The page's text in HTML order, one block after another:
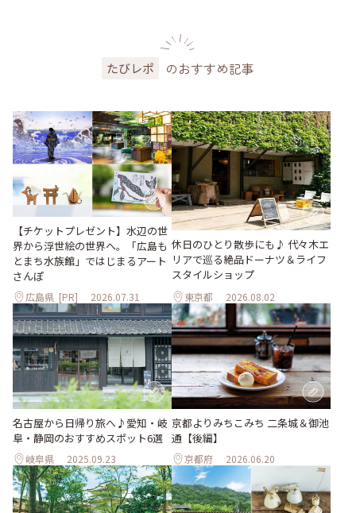
たびレポ のおすすめ記事
【チケットプレゼント】水辺の世
界から浮世絵の世界へ。「広島も
とまち水族館」ではじまるアート
さんぽ
広島県 [PR] 2026.07.31
休日のひとり散歩にも♪ 代々木エ
リアで巡る絶品ドーナツ＆ライフ
スタイルショップ
東京都 2026.08.02
名古屋から日帰り旅へ♪愛知・岐
阜・静岡のおすすめスポット6選
岐阜県 2025.09.23
京都よりみちこみち 二条城＆御池
通【後編】
京都府 2026.06.20